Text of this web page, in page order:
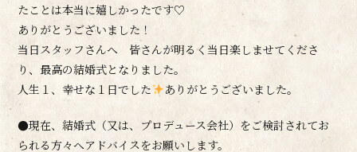
たことは本当に嬉しかったです♡
ありがとうございました！
当日スタッフさんへ 皆さんが明るく当日楽しませてくださ
り、最高の結婚式となりました。
人生１、幸せな１日でした
ありがとうございました。
●現在、結婚式（又は、プロデュース会社）をご検討されてお
られる方々へアドバイスをお願いします。